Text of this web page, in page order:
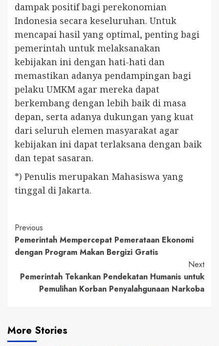
dampak positif bagi perekonomian
Indonesia secara keseluruhan. Untuk
mencapai hasil yang optimal, penting bagi
pemerintah untuk melaksanakan
kebijakan ini dengan hati-hati dan
memastikan adanya pendampingan bagi
pelaku UMKM agar mereka dapat
berkembang dengan lebih baik di masa
depan, serta adanya dukungan yang kuat
dari seluruh elemen masyarakat agar
kebijakan ini dapat terlaksana dengan baik
dan tepat sasaran.
*) Penulis merupakan Mahasiswa yang
tinggal di Jakarta.
Continue
Reading
Previous
Pemerintah Mempercepat Pemerataan Ekonomi
dengan Program Makan Bergizi Gratis
Next
Pemerintah Tekankan Pendekatan Humanis untuk
Pemulihan Korban Penyalahgunaan Narkoba
More Stories